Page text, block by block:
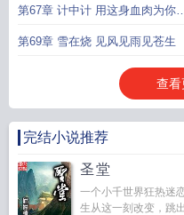
难
第67章 计中计 用这身血肉为你
路
第69章 雪在烧 见风见雨见苍生
查看
完结小说推荐
圣堂
一个小千世界狂热迷
生从这一刻改变，跳